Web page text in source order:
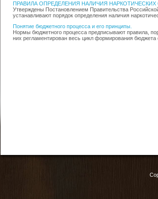
ПРАВИЛА ОПРЕДЕЛЕНИЯ НАЛИЧИЯ НАРКОТИЧЕСКИХ
Утверждены Постановлением Правительства
устанавливают порядок определения наличия
Понятие бюджетного процесса и его принципы.
Нормы бюджетного процесса предписывают правила,
них регламентирован весь цикл формирования бюджета